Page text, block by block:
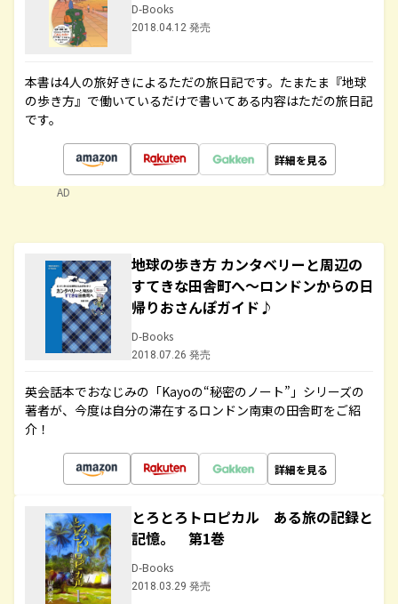
D-Books
2018.04.12 発売
本書は4人の旅好きによるただの旅日記です。たまたま『地球
の歩き方』で働いているだけで書いてある内容はただの旅日記
です。
詳細を見る
AD
地球の歩き方 カンタベリーと周辺の
すてきな田舎町へ～ロンドンからの日
帰りおさんぽガイド♪
D-Books
2018.07.26 発売
英会話本でおなじみの「Kayoの“秘密のノート”」シリーズの
著者が、今度は自分の滞在するロンドン南東の田舎町をご紹
介！
詳細を見る
とろとろトロピカル ある旅の記録と
記憶。 第1巻
D-Books
2018.03.29 発売